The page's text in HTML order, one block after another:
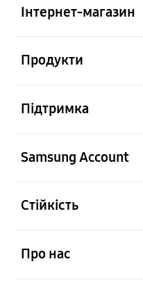
Інтернет-магазин
Продукти
Підтримка
Samsung Account
Стійкість
Про нас